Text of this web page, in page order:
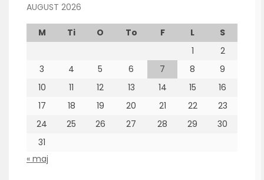
AUGUST 2026
M Ti O To F L
S
1
2
3
4 5 6 7 8
9
10
11 12 13 14 15
16
17
18 19 20 21 22
23
24
25 26 27 28 29
30
31
« maj